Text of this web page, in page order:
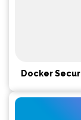
Docker